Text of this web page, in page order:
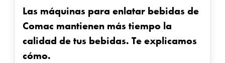
Las máquinas para enlatar bebidas de
Comac mantienen más tiempo la
calidad de tus bebidas. Te explicamos
cómo.